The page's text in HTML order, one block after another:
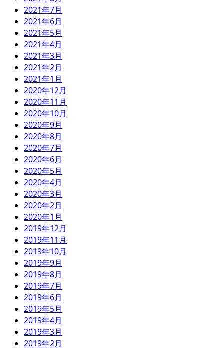
2021年7月
2021年6月
2021年5月
2021年4月
2021年3月
2021年2月
2021年1月
2020年12月
2020年11月
2020年10月
2020年9月
2020年8月
2020年7月
2020年6月
2020年5月
2020年4月
2020年3月
2020年2月
2020年1月
2019年12月
2019年11月
2019年10月
2019年9月
2019年8月
2019年7月
2019年6月
2019年5月
2019年4月
2019年3月
2019年2月